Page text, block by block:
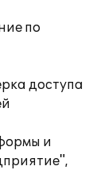
по
доступа
и